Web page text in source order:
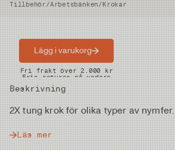
Tillbehör/Arbetsbänken/Krokar
Pris
Artikelnummer
Beskrivning
2X tung krok för olika typer av nymfer.
Läs mer
Lägg i varukorg
Snabba leveranser
Fri frakt över 2.000 kr
Fria returer på vadare